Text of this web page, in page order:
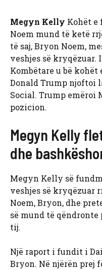
Megyn Kelly Kohët
Noem mund të ketë
të saj, Bryon Noem,
veshjes së kryqëzuar.
Kombëtare u bë
Donald Trump njoftoi
Social. Trump
pozicion.
Megyn Kelly
dhe
Megyn Kelly së
veshjes së kryqëzuar
Noem, Bryon, dhe
së mund të
tij.
Një raport i fundit i
Bryon. Në njërën prej